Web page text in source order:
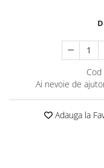
Ai nevoie de
Adauga la